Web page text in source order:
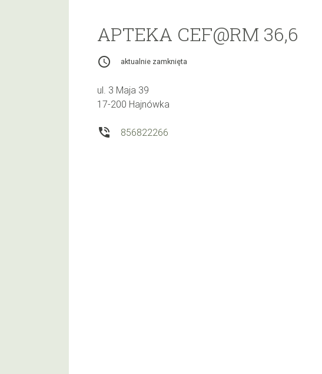
APTEKA CEF@RM 36,6
access_time aktualnie zamknięta
ul. 3 Maja 39
17-200 Hajnówka
phone_in_talk 856822266